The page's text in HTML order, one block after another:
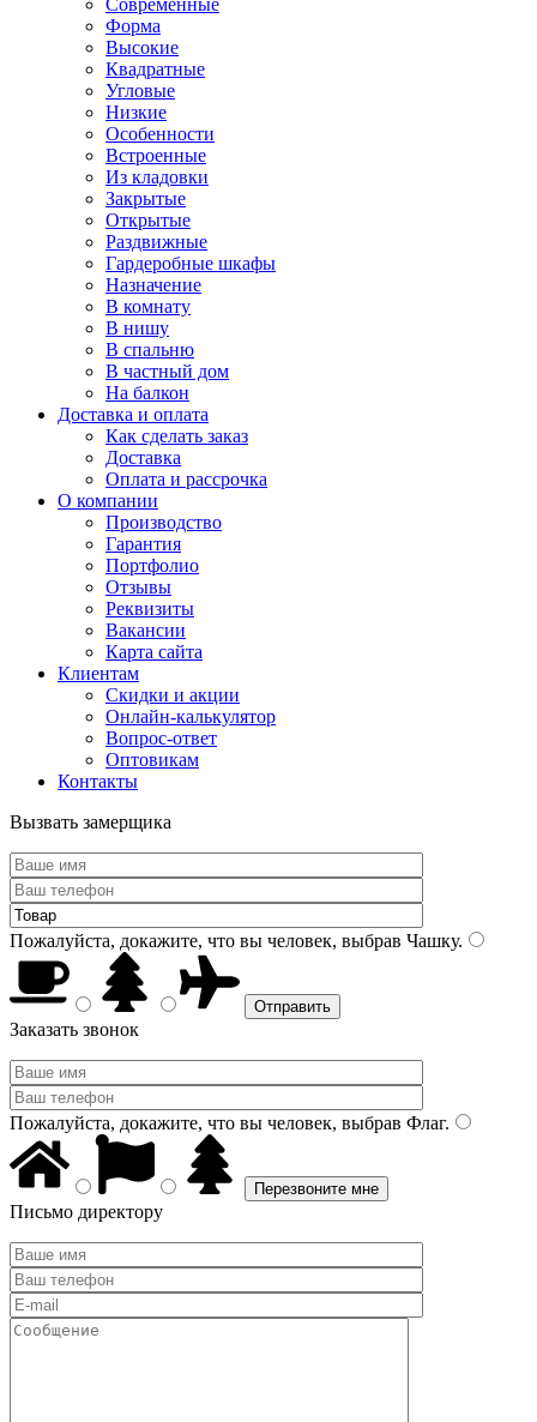
Современные
Форма
Высокие
Квадратные
Угловые
Низкие
Особенности
Встроенные
Из кладовки
Закрытые
Открытые
Раздвижные
Гардеробные шкафы
Назначение
В комнату
В нишу
В спальню
В частный дом
На балкон
Доставка и оплата
Как сделать заказ
Доставка
Оплата и рассрочка
О компании
Производство
Гарантия
Портфолио
Отзывы
Реквизиты
Вакансии
Карта сайта
Клиентам
Скидки и акции
Онлайн-калькулятор
Вопрос-ответ
Оптовикам
Контакты
Вызвать замерщика
Пожалуйста, докажите, что вы человек, выбрав Чашку.
Заказать звонок
Пожалуйста, докажите, что вы человек, выбрав Флаг.
Письмо директору